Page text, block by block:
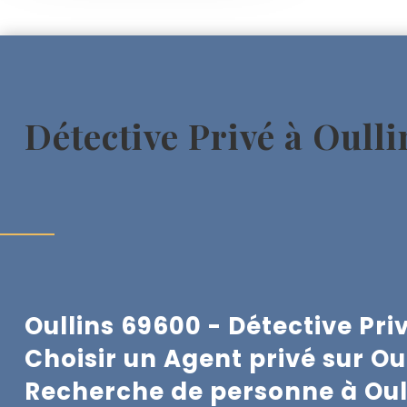
Détective Privé à
Oullins 69600 - Détective
Choisir un Agent privé sur
Recherche de personne à